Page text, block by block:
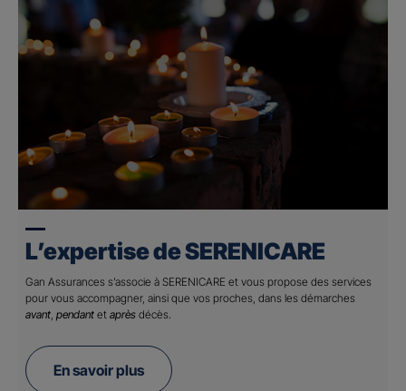
L’expertise de SERENICARE
Gan Assurances s’associe à SERENICARE et vous propose des services
pour vous accompagner, ainsi que vos proches, dans les démarches
avant, pendant et après décès.
En savoir plus